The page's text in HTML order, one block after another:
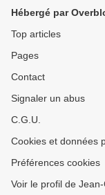
Hébergé par
Top articles
Pages
Contact
Signaler un abus
C.G.U.
Cookies et données
Préférences cookies
Voir le profil de